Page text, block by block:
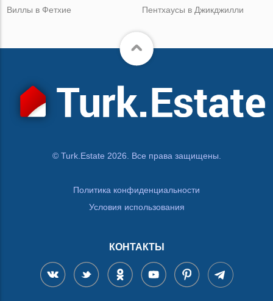
Виллы в Фетхие
Пентхаусы в Джикджилли
© Turk.Estate 2026. Все права защищены.
Политика конфиденциальности
Условия использования
КОНТАКТЫ